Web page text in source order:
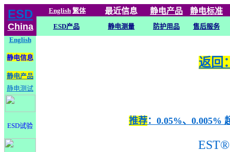
ESD
China
English 繁体 最近信息 静电产品 静电标准
ESD产品 静电测量 防护用品
售后服务
English
静电信息
静电产品
静电测试
ESD试验
返回
推荐：0.05%、0.005%
EST®